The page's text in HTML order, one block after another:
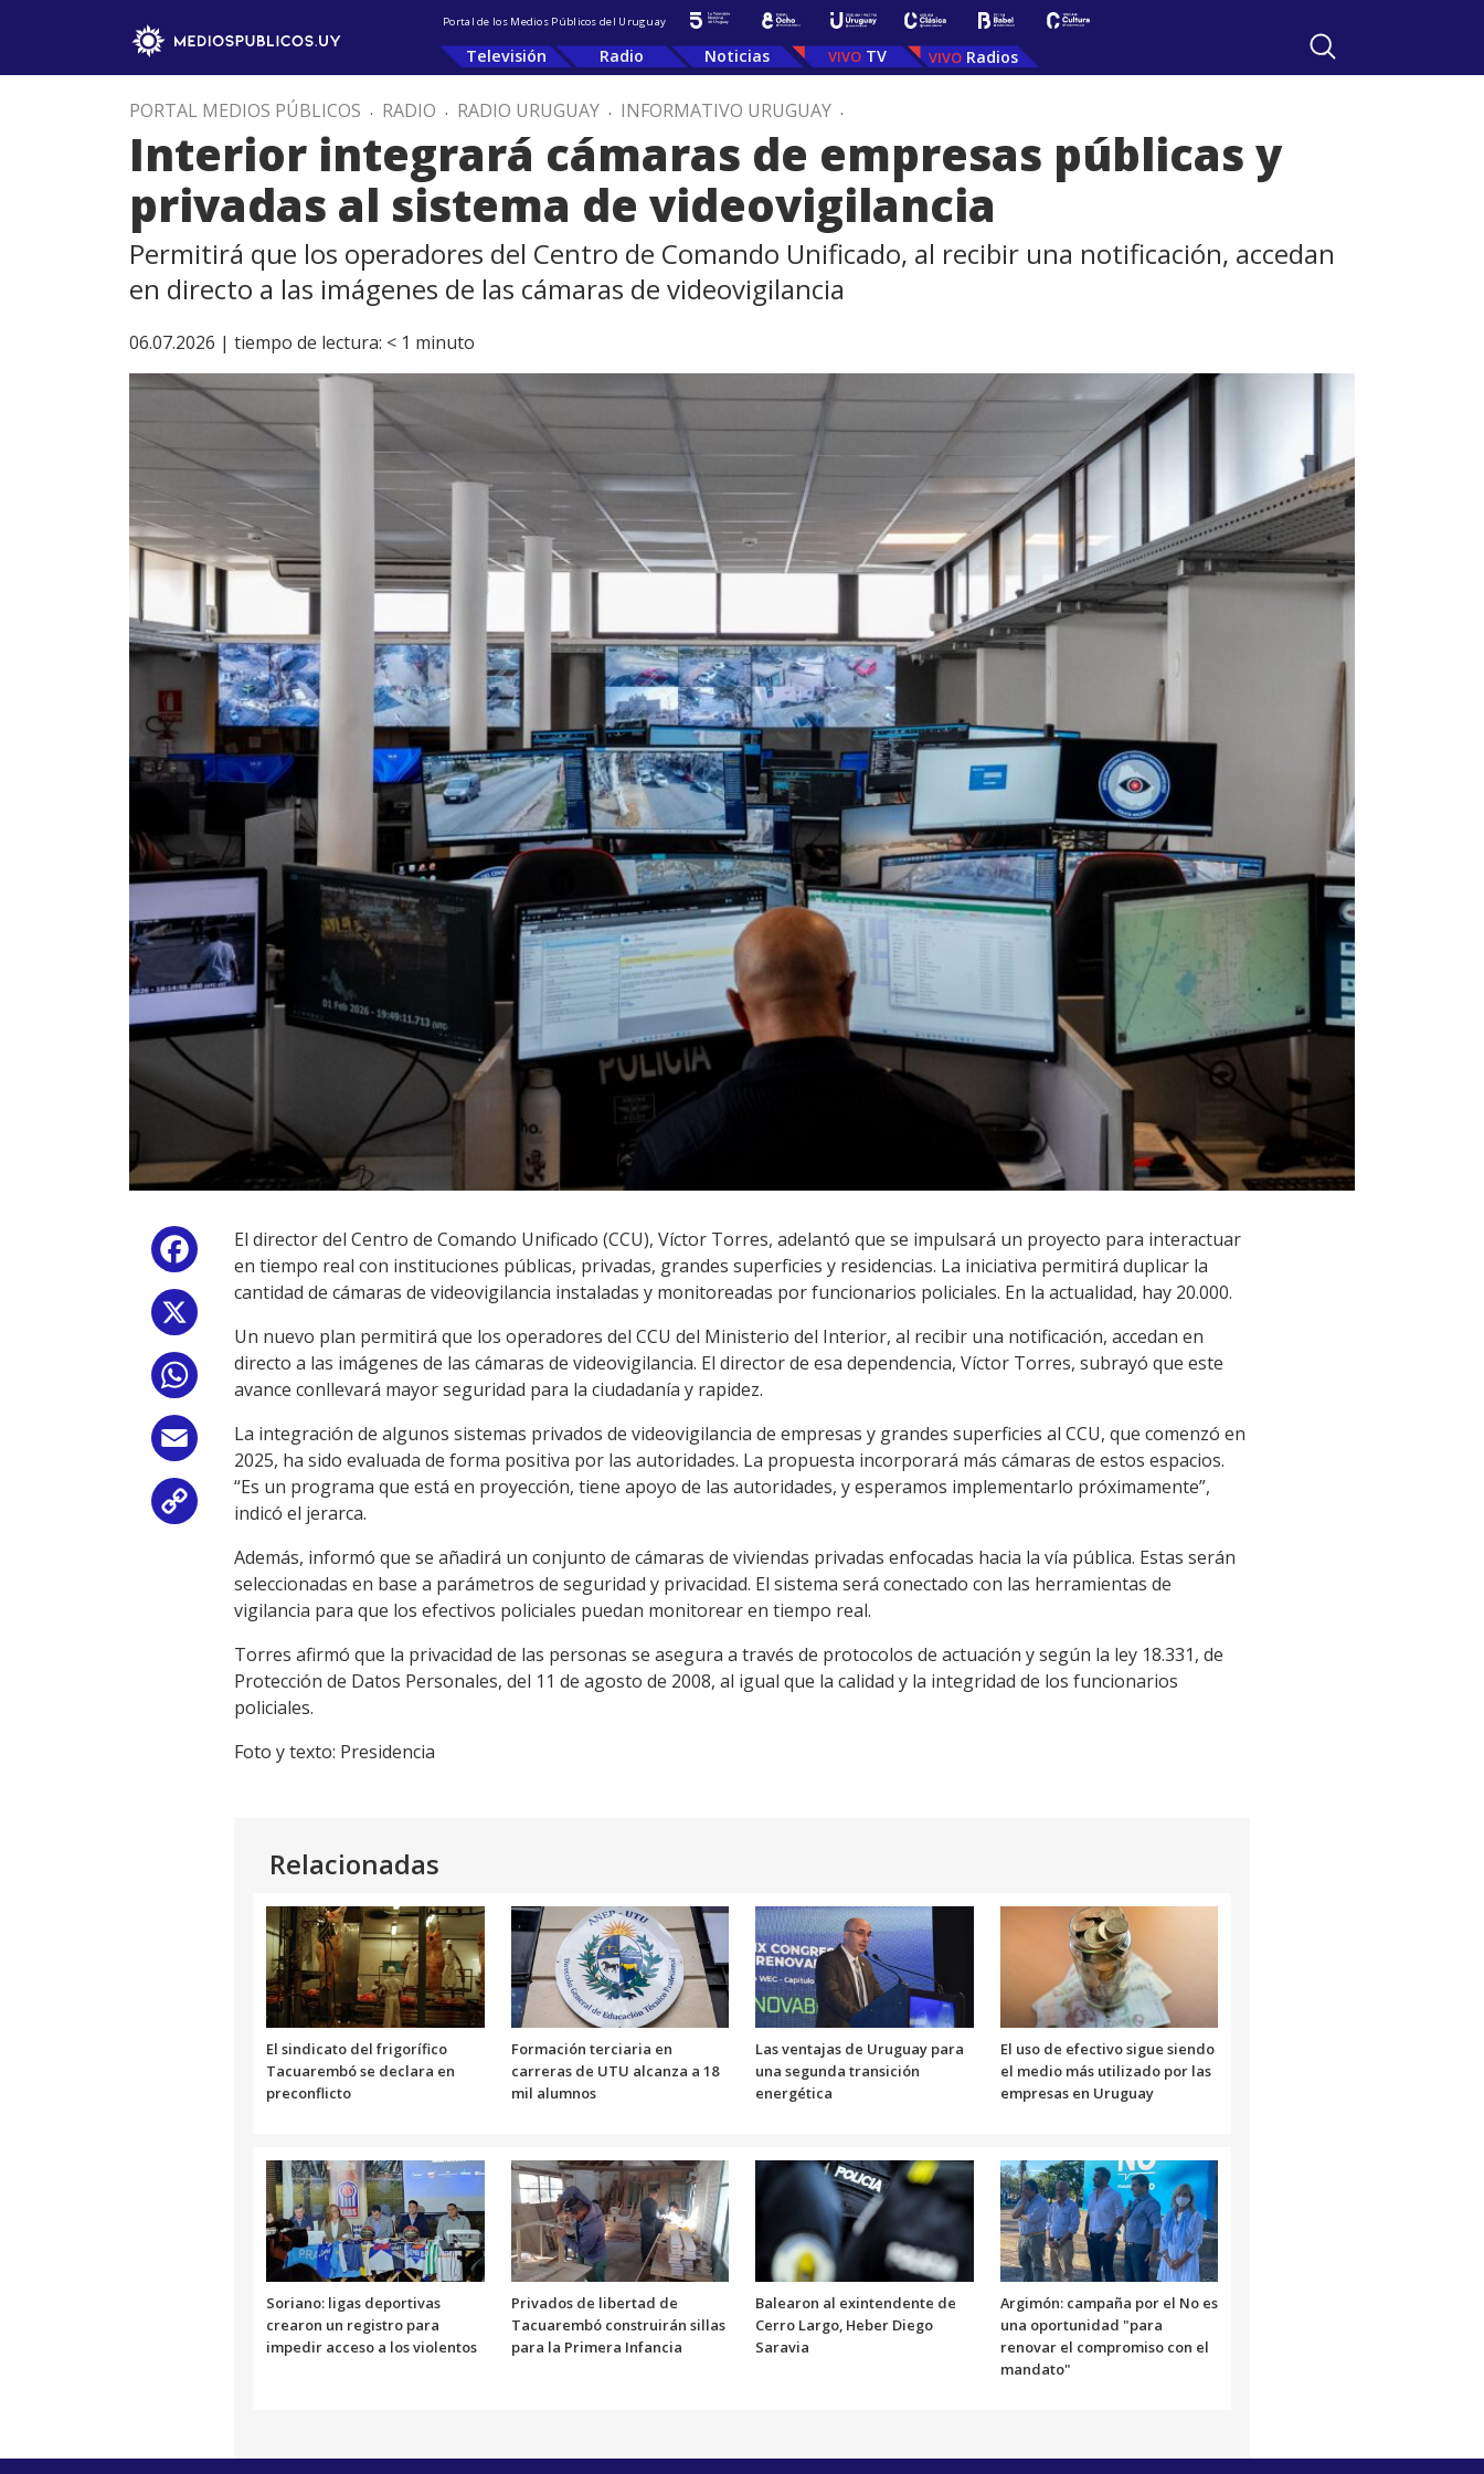
Portal de los Medios Públicos del Uruguay
Televisión Radio Noticias TV Radios
PORTAL MEDIOS PÚBLICOS . RADIO . RADIO URUGUAY . INFORMATIVO URUGUAY .
Interior integrará cámaras de empresas públicas y
privadas al sistema de videovigilancia
Permitirá que los operadores del Centro de Comando Unificado, al recibir una notificación, accedan
en directo a las imágenes de las cámaras de videovigilancia
06.07.2026 | tiempo de lectura: < 1 minuto
Facebook
Email
Copy
Link
El director del Centro de Comando Unificado (CCU), Víctor Torres, adelantó que se impulsará un proyecto para interactuar
en tiempo real con instituciones públicas, privadas, grandes superficies y residencias. La iniciativa permitirá duplicar la
cantidad de cámaras de videovigilancia instaladas y monitoreadas por funcionarios policiales. En la actualidad, hay 20.000.
Un nuevo plan permitirá que los operadores del CCU del Ministerio del Interior, al recibir una notificación, accedan en
directo a las imágenes de las cámaras de videovigilancia. El director de esa dependencia, Víctor Torres, subrayó que este
avance conllevará mayor seguridad para la ciudadanía y rapidez.
La integración de algunos sistemas privados de videovigilancia de empresas y grandes superficies al CCU, que comenzó en
2025, ha sido evaluada de forma positiva por las autoridades. La propuesta incorporará más cámaras de estos espacios.
“Es un programa que está en proyección, tiene apoyo de las autoridades, y esperamos implementarlo próximamente”,
indicó el jerarca.
Además, informó que se añadirá un conjunto de cámaras de viviendas privadas enfocadas hacia la vía pública. Estas serán
seleccionadas en base a parámetros de seguridad y privacidad. El sistema será conectado con las herramientas de
vigilancia para que los efectivos policiales puedan monitorear en tiempo real.
Torres afirmó que la privacidad de las personas se asegura a través de protocolos de actuación y según la ley 18.331, de
Protección de Datos Personales, del 11 de agosto de 2008, al igual que la calidad y la integridad de los funcionarios
policiales.
Foto y texto: Presidencia
Relacionadas
El sindicato del frigorífico
Tacuarembó se declara en
preconflicto
Formación terciaria en
carreras de UTU alcanza a 18
mil alumnos
Las ventajas de Uruguay para
una segunda transición
energética
El uso de efectivo sigue siendo
el medio más utilizado por las
empresas en Uruguay
Soriano: ligas deportivas
crearon un registro para
impedir acceso a los violentos
Privados de libertad de
Tacuarembó construirán sillas
para la Primera Infancia
Balearon al exintendente de
Cerro Largo, Heber Diego
Saravia
Argimón: campaña por el No es
una oportunidad "para
renovar el compromiso con el
mandato"